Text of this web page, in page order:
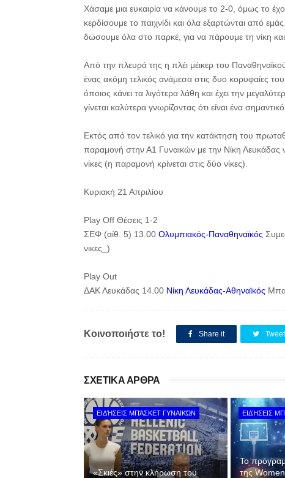
Χάσαμε μια ευκαιρία να κάνουμε το 2-0, όμως το
κερδίσουμε το παιχνίδι και όλα εξαρτώνται από
δώσουμε όλα στο παρκέ, για να πάρουμε τη νίκη
Από την πλευρά της η πλέι μέικερ του
ένας ακόμη τελικός ανάμεσα στις δυο κορυφαίες
όποιος κάνει τα λιγότερα λάθη και έχει την
γίνεται καλύτερα γνωρίζοντας ότι είναι ένα
Εκτός από τον τελικό για την κατάκτηση του
παραμονή στην Α1 Γυναικών με την Νίκη Λευκάδας
νίκες (η παραμονή κρίνεται στις δύο νίκες).
Κυριακή 21 Απριλίου
Play Off Θέσεις 1-2
ΣΕΦ (αίθ. 5) 13.00 Ολυμπιακός-Παναθηναϊκός
νικες_)
Play Out
ΔΑΚ Λευκάδας 14.00 Νίκη Λευκάδας-Αθηναϊκός
Κοινοποιήστε το! Share it Tweet
ΣΧΕΤΙΚΑ ΑΡΘΡΑ
ΕΙΔΉΣΕΙΣ ΜΠΆΣΚΕΤ ΓΥΝΑΙΚΏΝ
«Σκιές» στην κλήρωση του
ΕΙΔΉΣΕΙΣ
Το
της